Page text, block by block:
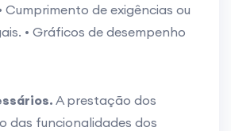
Cumprimento de exigências ou
• Gráficos de desempenho
A prestação dos
das funcionalidades dos